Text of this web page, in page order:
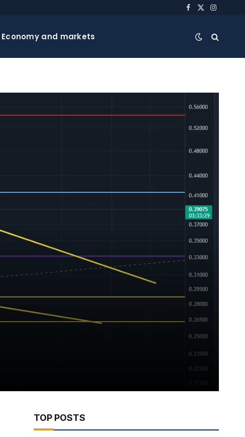
Facebook
X
Economy and markets
TOP POSTS